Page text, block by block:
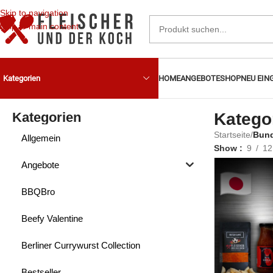
Skip to navigation
Skip to main content
Kategorien HOMEANGEBOTESHOPNEU
Kategorien
Allgemein
Angebote
BBQBro
Beefy Valentine
Berliner Currywurst Collection
Startseite/
Show
9 12